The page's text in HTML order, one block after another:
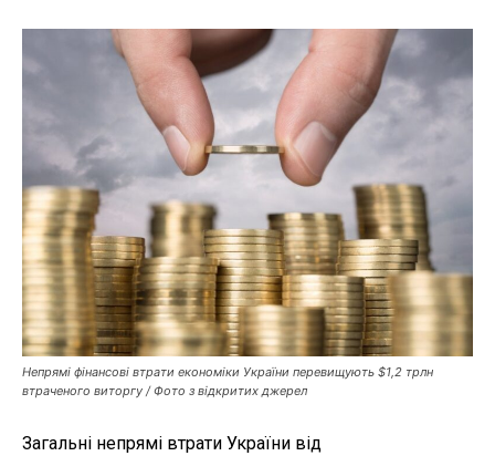
Криптовалюта
Робота і освіта
Публікації
ФОП
Курс валют
Ми в соц. мережах
Непрямі фінансові втрати економіки України перевищують $1,2 трлн
втраченого виторгу / Фото з відкритих джерел
Загальні непрямі втрати України від